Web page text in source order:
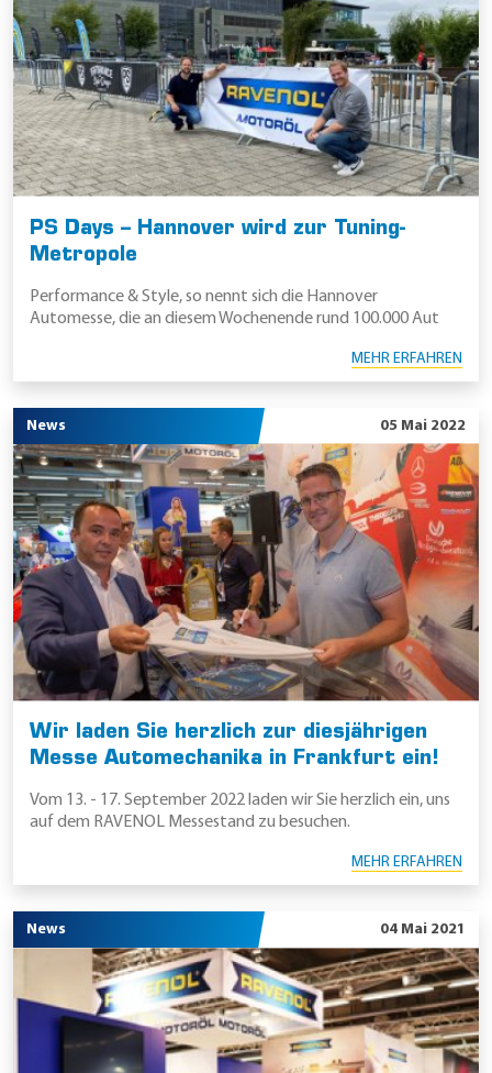
PS Days – Hannover wird zur Tuning-
Metropole
Performance & Style, so nennt sich die Hannover
Automesse, die an diesem Wochenende rund 100.000 Aut
MEHR ERFAHREN
News 05 Mai 2022
Wir laden Sie herzlich zur diesjährigen
Messe Automechanika in Frankfurt ein!
Vom 13. - 17. September 2022 laden wir Sie herzlich ein, uns
auf dem RAVENOL Messestand zu besuchen.
MEHR ERFAHREN
News 04 Mai 2021